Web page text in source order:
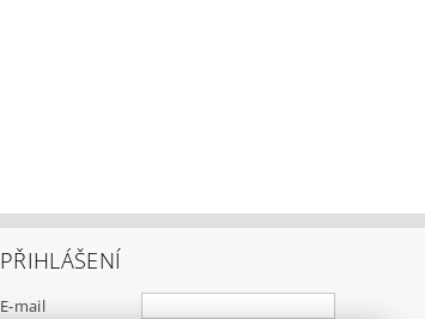
PŘIHLÁŠENÍ
E-mail